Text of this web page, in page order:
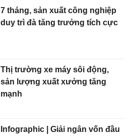
7 tháng, sản xuất công nghiệp
duy trì đà tăng trưởng tích cực
Thị trường xe máy sôi động,
sản lượng xuất xưởng tăng
mạnh
Infographic | Giải ngân vốn đầu